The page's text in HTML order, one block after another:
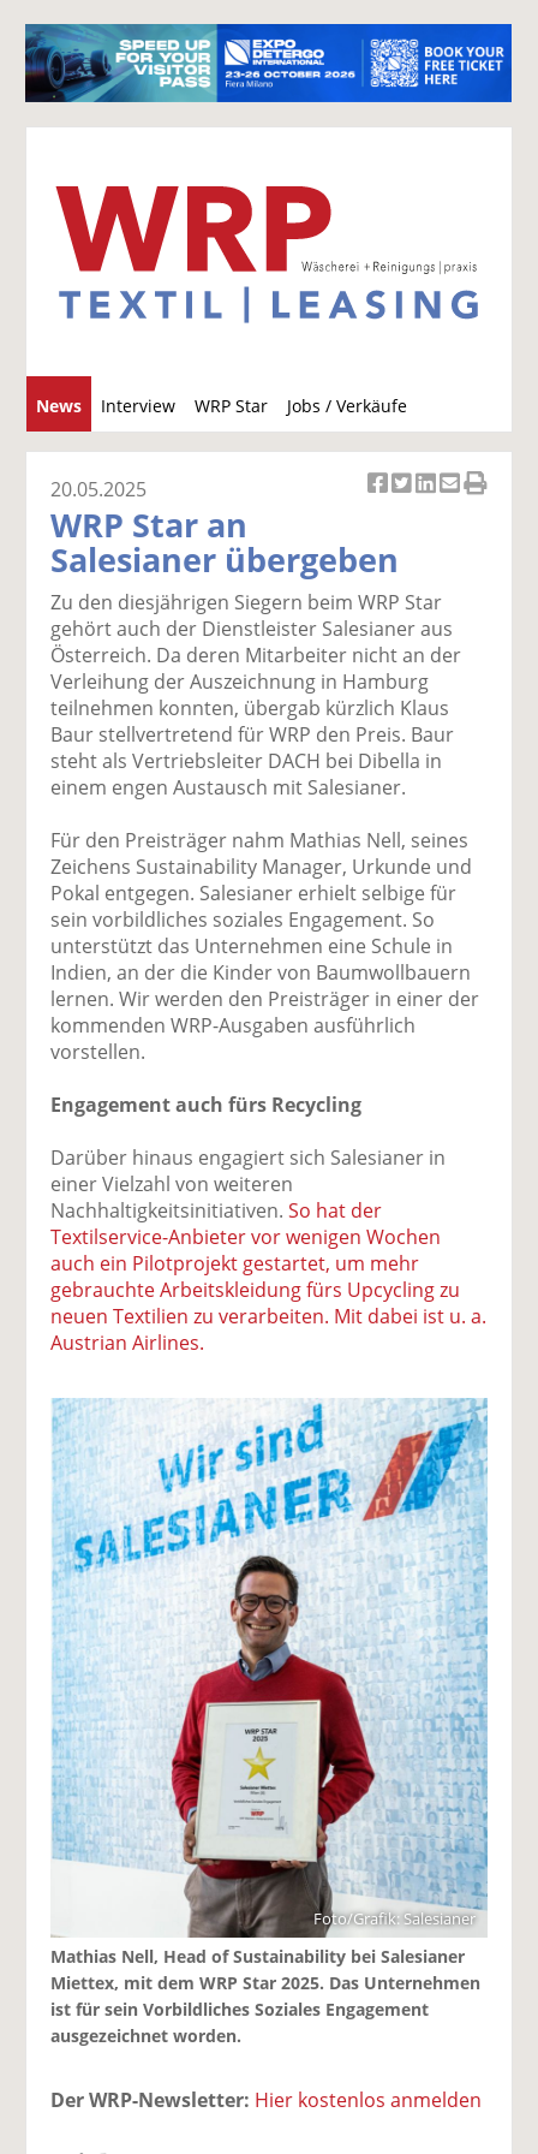
News Interview WRP Star Jobs / Verkäufe
u
c
k
el
a
uf
F
ac
e
b
o
o
k
te
il
e
n
k
el
t
wi
tt
er
n
el
a
uf
Li
n
k
e
di
te
il
e
n
er
E
ai
l
v
n
d
e
n
20.05.2025
WRP Star an
Salesianer übergeben
Zu den diesjährigen Siegern beim WRP Star
gehört auch der Dienstleister Salesianer aus
Österreich. Da deren Mitarbeiter nicht an der
Verleihung der Auszeichnung in Hamburg
teilnehmen konnten, übergab kürzlich Klaus
Baur stellvertretend für WRP den Preis. Baur
steht als Vertriebsleiter DACH bei Dibella in
einem engen Austausch mit Salesianer.
Für den Preisträger nahm Mathias Nell, seines
Zeichens Sustainability Manager, Urkunde und
Pokal entgegen. Salesianer erhielt selbige für
sein vorbildliches soziales Engagement. So
unterstützt das Unternehmen eine Schule in
Indien, an der die Kinder von Baumwollbauern
lernen. Wir werden den Preisträger in einer der
kommenden WRP-Ausgaben ausführlich
vorstellen.
Engagement auch fürs Recycling
Darüber hinaus engagiert sich Salesianer in
einer Vielzahl von weiteren
Nachhaltigkeitsinitiativen.So hat der
Textilservice-Anbieter vor wenigen Wochen
auch ein Pilotprojekt gestartet, um mehr
gebrauchte Arbeitskleidung fürs Upcycling zu
neuen Textilien zu verarbeiten. Mit dabei ist u. a.
Austrian Airlines.
Foto/Grafik: Salesianer
Mathias Nell, Head of Sustainability bei Salesianer
Miettex, mit dem WRP Star 2025. Das Unternehmen
ist für sein Vorbildliches Soziales Engagement
ausgezeichnet worden.
Der WRP-Newsletter: Hier kostenlos anmelden